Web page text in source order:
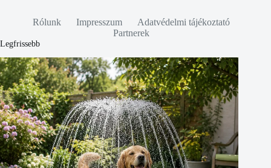
Rólunk Impresszum
Adatvédelmi tájékoztató
Partnerek
Legfrissebb